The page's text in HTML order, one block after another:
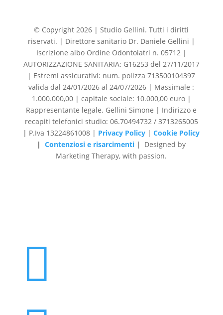
© Copyright 2026 | Studio Gellini. Tutti i diritti
riservati. | Direttore sanitario Dr. Daniele Gellini |
Iscrizione albo Ordine Odontoiatri n. 05712 |
AUTORIZZAZIONE SANITARIA: G16253 del 27/11/2017
| Estremi assicurativi: num. polizza 713500104397
valida dal 24/01/2026 al 24/07/2026 | Massimale :
1.000.000,00 | capitale sociale: 10.000,00 euro |
Rappresentante legale. Gellini Simone | Indirizzo e
recapiti telefonici studio: 06.70494732 / 3713265005
| P.Iva 13224861008 | Privacy Policy |Cookie Policy
| Contenziosi e risarcimenti | Designed by
Marketing Therapy, with passion.
